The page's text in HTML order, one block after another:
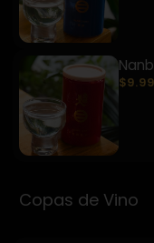
Copas de Vino